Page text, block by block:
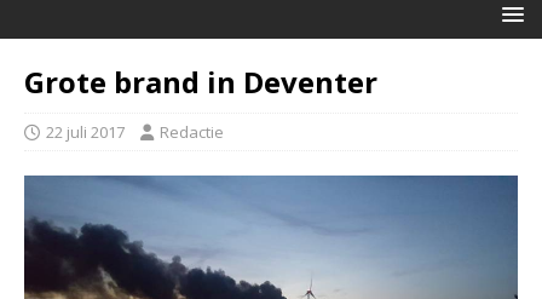
Grote brand in Deventer
22 juli 2017 Redactie